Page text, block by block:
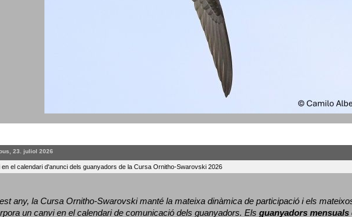
23. juliol 2026
en el calendari d'anunci dels guanyadors de la Cursa Ornitho-Swarovski 2026
any, la Cursa Ornitho-Swarovski manté la mateixa dinàmica de participació i els
un canvi en el calendari de comunicació dels guanyadors. Els guanyadors mensuals